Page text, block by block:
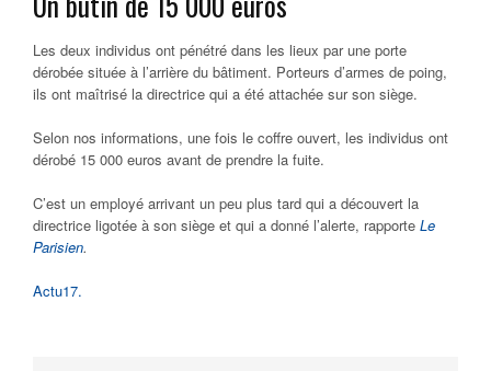
Les deux individus ont pénétré dans les lieux par une porte
dérobée située à l’arrière du bâtiment. Porteurs d’armes de poing,
ils ont maîtrisé la directrice qui a été attachée sur son siège.
Selon nos informations, une fois le coffre ouvert, les individus ont
dérobé 15 000 euros avant de prendre la fuite.
C’est un employé arrivant un peu plus tard qui a découvert la
directrice ligotée à son siège et qui a donné l’alerte, rapporte Le
Parisien.
Actu17.